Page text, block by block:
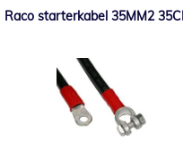
Raco starterkabel 35MM2